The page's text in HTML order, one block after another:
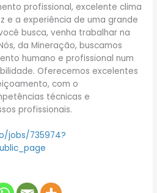
profissional, excelente clima
e a experiência de uma grande
busca, venha trabalhar na
da Mineração, buscamos
humano e profissional num
Oferecemos excelentes
com o
técnicas e
profissionais.
jobs/735974?